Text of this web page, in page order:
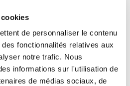
de personnaliser le contenu
fonctionnalités relatives aux
notre trafic. Nous
informations sur l'utilisation de
de médias sociaux, de
des éléments
forfait, il est possible